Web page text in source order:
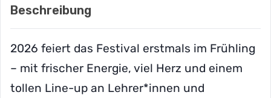
Beschreibung
2026 feiert das Festival erstmals im Frühling
– mit frischer Energie, viel Herz und einem
tollen Line-up an Lehrer*innen und